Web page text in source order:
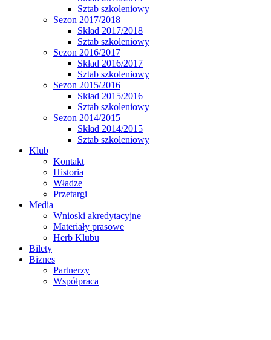
Sztab szkoleniowy
Sezon 2017/2018
Skład 2017/2018
Sztab szkoleniowy
Sezon 2016/2017
Skład 2016/2017
Sztab szkoleniowy
Sezon 2015/2016
Skład 2015/2016
Sztab szkoleniowy
Sezon 2014/2015
Skład 2014/2015
Sztab szkoleniowy
Klub
Kontakt
Historia
Władze
Przetargi
Media
Wnioski akredytacyjne
Materiały prasowe
Herb Klubu
Bilety
Biznes
Partnerzy
Współpraca